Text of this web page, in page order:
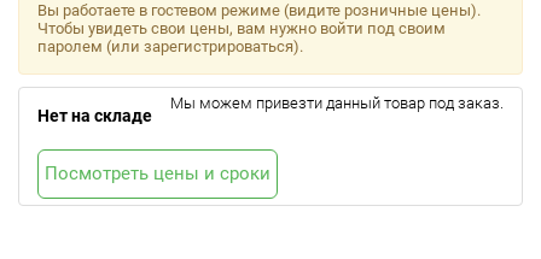
Вы работаете в гостевом режиме (видите розничные цены).
Чтобы увидеть свои цены, вам нужно войти под своим
паролем (или зарегистрироваться).
Нет на складе
Мы можем привезти данный товар под заказ.
Посмотреть цены и сроки